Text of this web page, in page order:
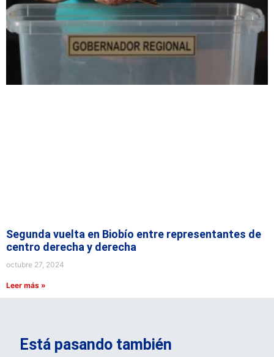
Segunda vuelta en Biobío entre representantes de
centro derecha y derecha
octubre 27, 2024
Leer más »
Está pasando también